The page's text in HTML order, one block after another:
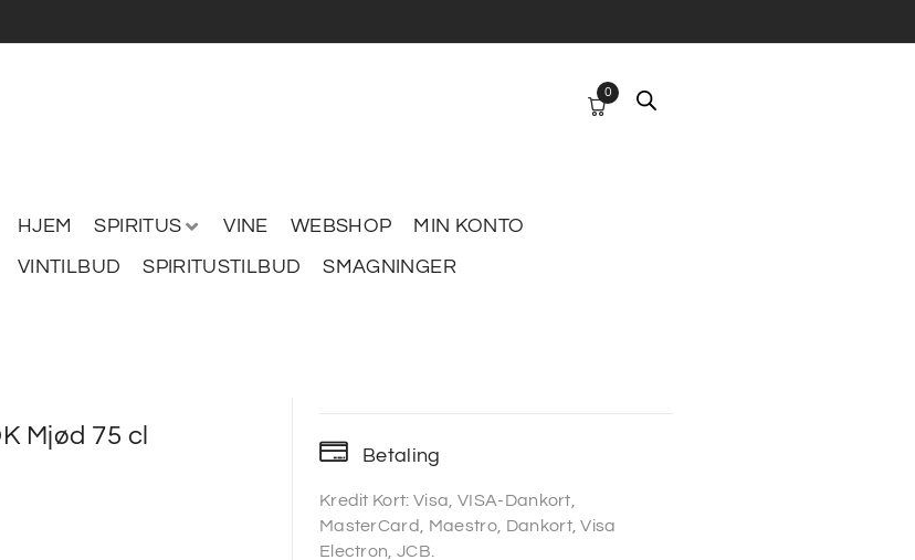
HJEM SPIRITUS VINE WEBSHOP
MIN KONTO
VINTILBUD
SPIRITUSTILBUD SMAGNINGER
0
Mjød 75 cl
Betaling
Kredit Kort: Visa, VISA-Dankort,
MasterCard, Maestro, Dankort, Visa
Electron, JCB.